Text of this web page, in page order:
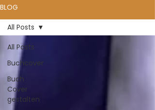
BLOG
All Posts
Buchcover
Buch
Cover
gestalten
All Posts